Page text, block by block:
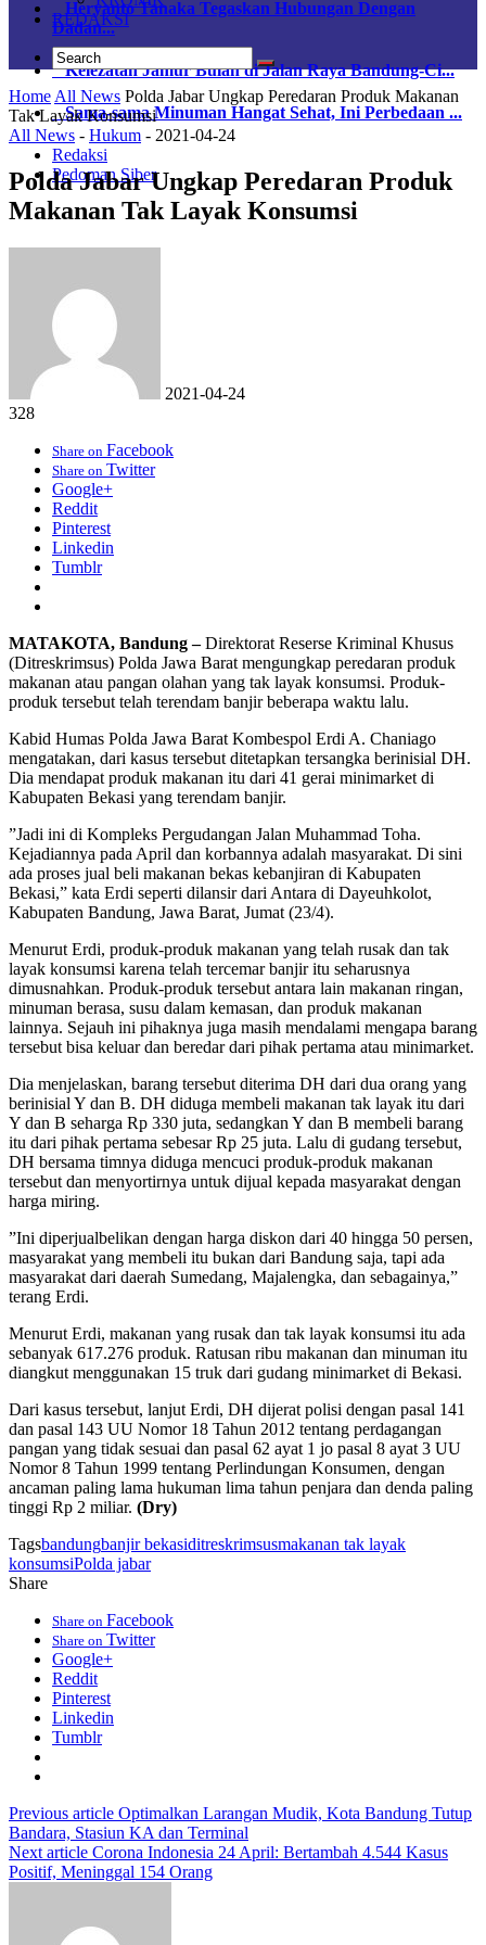
Heryanto Tanaka Tegaskan Hubungan Dengan
Dadan...
Kelezatan Jamur Bulan di Jalan Raya Bandung-Ci...
Sama-sama Minuman Hangat Sehat, Ini Perbedaan ...
Redaksi
Pedoman Siber
REDAKSI
Home All News Polda Jabar Ungkap Peredaran Produk Makanan
Tak Layak Konsumsi
All News - Hukum - 2021-04-24
Polda Jabar Ungkap Peredaran Produk
Makanan Tak Layak Konsumsi
2021-04-24
328
Share on Facebook
Share on Twitter
Google+
Reddit
Pinterest
Linkedin
Tumblr
MATAKOTA, Bandung –Direktorat Reserse Kriminal Khusus
(Ditreskrimsus) Polda Jawa Barat mengungkap peredaran produk
makanan atau pangan olahan yang tak layak konsumsi. Produk-
produk tersebut telah terendam banjir beberapa waktu lalu.
Kabid Humas Polda Jawa Barat Kombespol Erdi A. Chaniago
mengatakan, dari kasus tersebut ditetapkan tersangka berinisial DH.
Dia mendapat produk makanan itu dari 41 gerai minimarket di
Kabupaten Bekasi yang terendam banjir.
”Jadi ini di Kompleks Pergudangan Jalan Muhammad Toha.
Kejadiannya pada April dan korbannya adalah masyarakat. Di sini
ada proses jual beli makanan bekas kebanjiran di Kabupaten
Bekasi,” kata Erdi seperti dilansir dari Antara di Dayeuhkolot,
Kabupaten Bandung, Jawa Barat, Jumat (23/4).
Menurut Erdi, produk-produk makanan yang telah rusak dan tak
layak konsumsi karena telah tercemar banjir itu seharusnya
dimusnahkan. Produk-produk tersebut antara lain makanan ringan,
minuman berasa, susu dalam kemasan, dan produk makanan
lainnya. Sejauh ini pihaknya juga masih mendalami mengapa barang
tersebut bisa keluar dan beredar dari pihak pertama atau minimarket.
Dia menjelaskan, barang tersebut diterima DH dari dua orang yang
berinisial Y dan B. DH diduga membeli makanan tak layak itu dari
Y dan B seharga Rp 330 juta, sedangkan Y dan B membeli barang
itu dari pihak pertama sebesar Rp 25 juta. Lalu di gudang tersebut,
DH bersama timnya diduga mencuci produk-produk makanan
tersebut dan menyortirnya untuk dijual kepada masyarakat dengan
harga miring.
”Ini diperjualbelikan dengan harga diskon dari 40 hingga 50 persen,
masyarakat yang membeli itu bukan dari Bandung saja, tapi ada
masyarakat dari daerah Sumedang, Majalengka, dan sebagainya,”
terang Erdi.
Menurut Erdi, makanan yang rusak dan tak layak konsumsi itu ada
sebanyak 617.276 produk. Ratusan ribu makanan dan minuman itu
diangkut menggunakan 15 truk dari gudang minimarket di Bekasi.
Dari kasus tersebut, lanjut Erdi, DH dijerat polisi dengan pasal 141
dan pasal 143 UU Nomor 18 Tahun 2012 tentang perdagangan
pangan yang tidak sesuai dan pasal 62 ayat 1 jo pasal 8 ayat 3 UU
Nomor 8 Tahun 1999 tentang Perlindungan Konsumen, dengan
ancaman paling lama hukuman lima tahun penjara dan denda paling
tinggi Rp 2 miliar. (Dry)
Tagsbandungbanjir bekasiditreskrimsusmakanan tak layak
konsumsiPolda jabar
Share
Share on Facebook
Share on Twitter
Google+
Reddit
Pinterest
Linkedin
Tumblr
Previous article Optimalkan Larangan Mudik, Kota Bandung Tutup
Bandara, Stasiun KA dan Terminal
Next article Corona Indonesia 24 April: Bertambah 4.544 Kasus
Positif, Meninggal 154 Orang